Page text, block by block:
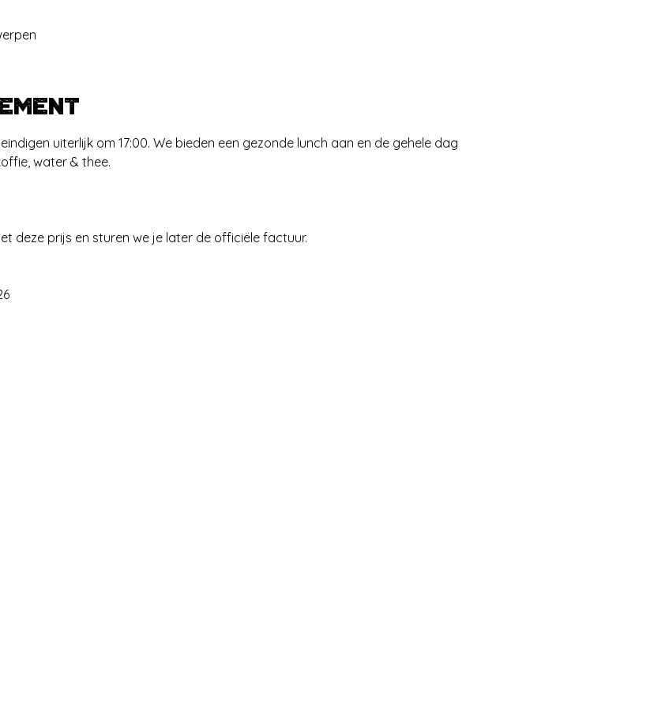
uiterlijk om 17:00. We bieden een gezonde lunch aan en de gehele dag
water & thee.
deze prijs en sturen we je later de officiële factuur.